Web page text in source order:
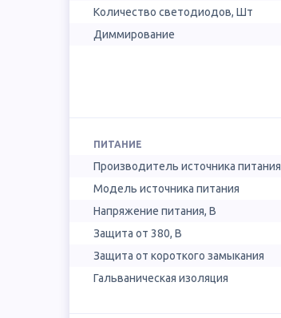
Количество светодиодов, Шт
Диммирование
ПИТАНИЕ
Производитель источника питания
Модель источника питания
Напряжение питания, В
Защита от 380, В
Защита от короткого замыкания
Гальваническая изоляция